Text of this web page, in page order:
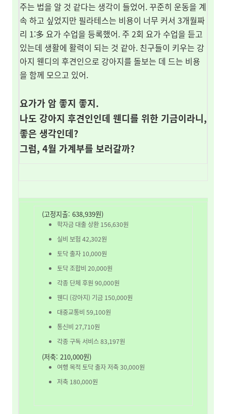
주는 법을 알 것 같다는 생각이 들었어. 꾸준히 운동을 계
속 하고 싶었지만 필라테스는 비용이 너무 커서 3개월짜
리 1:多 요가 수업을 등록했어. 주 2회 요가 수업을 듣고
있는데 생활에 활력이 되는 것 같아. 친구들이 키우는 강
아지 웬디의 후견인으로 강아지를 돌보는 데 드는 비용
을 함께 모으고 있어.
요가가 암 좋지 좋지.
나도 강아지 후견인인데 웬디를 위한 기금이라니,
좋은 생각인데?
그럼, 4월 가계부를 보러갈까?
(고정지출: 638,939원)
학자금 대출 상환 156,630원
실비 보험 42,302원
토닥 출자 10,000원
토닥 조합비 20,000원
각종 단체 후원 90,000원
웬디 (강아지) 기금 150,000원
대중교통비 59,100원
통신비 27,710원
각종 구독 서비스 83,197원
(저축: 210,000원)
여행 목적 토닥 출자 저축 30,000원
저축 180,000원